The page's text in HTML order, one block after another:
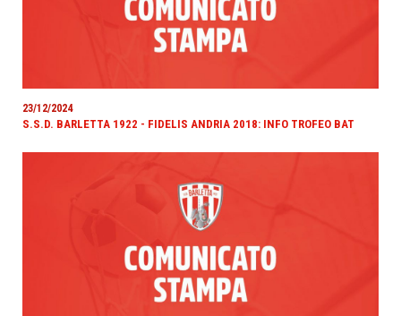
23/12/2024
S.S.D. BARLETTA 1922 - FIDELIS ANDRIA 2018: INFO TROFEO BAT